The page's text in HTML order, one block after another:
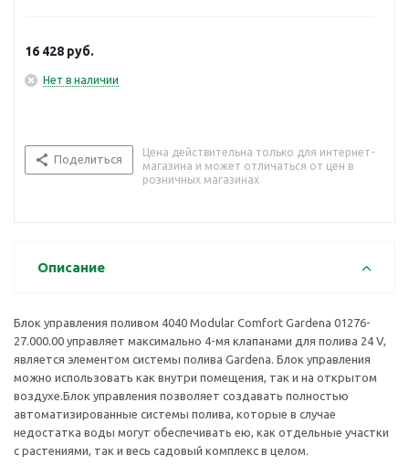
16 428 руб.
Нет в наличии
Поделиться
Цена действительна только для интернет-
магазина и может отличаться от цен в
розничных магазинах
Описание
Блок управления поливом 4040 Modular Comfort Gardena 01276-
27.000.00 управляет максимально 4-мя клапанами для полива 24 V,
является элементом системы полива Gardena. Блок управления
можно использовать как внутри помещения, так и на открытом
воздухе.Блок управления позволяет создавать полностью
автоматизированные системы полива, которые в случае
недостатка воды могут обеспечивать ею, как отдельные участки
с растениями, так и весь садовый комплекс в целом.